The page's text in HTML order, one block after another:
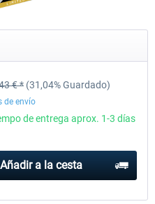
€ * (31,04% Guardado)
de envío
de entrega aprox. 1-3 días
Añadir a la cesta